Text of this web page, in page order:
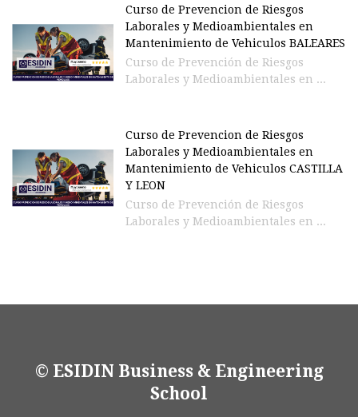
Curso de Prevencion de Riesgos
Laborales y Medioambientales en
Mantenimiento de Vehiculos BALEARES
Curso de Prevención de Riesgos
Laborales y Medioambientales en ...
Curso de Prevencion de Riesgos
Laborales y Medioambientales en
Mantenimiento de Vehiculos CASTILLA
Y LEON
Curso de Prevención de Riesgos
Laborales y Medioambientales en ...
© ESIDIN Business & Engineering
School